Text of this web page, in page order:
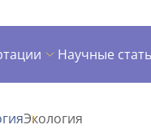
Научные
Экология